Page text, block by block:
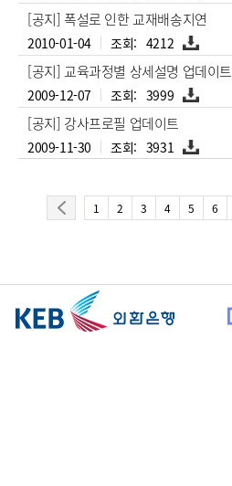
파
일
[공지] 폭설로 인한 교재배송지연
2010-01-04 4212 첨
부
파
일
[공지] 교육과정별 상세설명 업데이트
2009-12-07 3999 첨
부
[공지] 강사프로필 업데이트
2009-11-30 3931 첨
부
이
전 1 2 3 4 5 6